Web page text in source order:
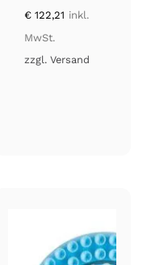
Ursprünglicher
Preis
war:
€ 122,21
Aktueller
Preis
inkl.
MwSt.
zzgl. Versand